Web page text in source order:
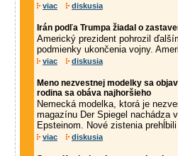
viac diskusia
Irán podľa Trumpa žiadal o
Americký prezident pohrozil
podmienky ukončenia vojny.
viac diskusia
Meno nezvestnej modelky sa
rodina sa obáva najhoršieho
Nemecká modelka, ktorá je
magazínu Der Spiegel nachádza
Epsteinom. Nové zistenia
viac diskusia